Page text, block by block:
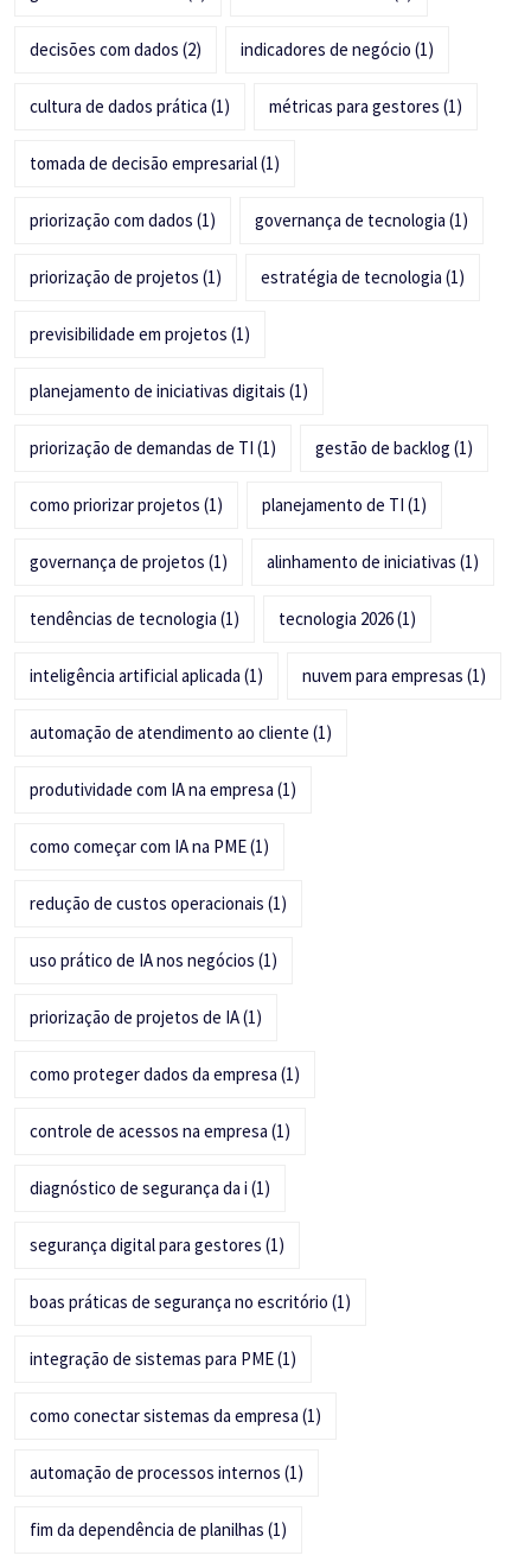
decisões com dados (2) indicadores de negócio (1)
cultura de dados prática (1) métricas para gestores (1)
tomada de decisão empresarial(1)
priorização com dados (1) governança de tecnologia (1)
priorização de projetos (1) estratégia de tecnologia (1)
previsibilidade em projetos (1)
planejamento de iniciativas digitais (1)
priorização de demandas de TI (1) gestão de backlog (1)
como priorizar projetos (1) planejamento de TI (1)
governança de projetos (1) alinhamento de iniciativas (1)
tendências de tecnologia (1) tecnologia 2026(1)
inteligência artificial aplicada (1) nuvem para empresas (1)
automação de atendimento ao cliente (1)
produtividade com IA na empresa (1)
como começar com IA na PME(1)
redução de custos operacionais (1)
uso prático de IA nos negócios (1)
priorização de projetos de IA(1)
como proteger dados da empresa (1)
controle de acessos na empresa (1)
diagnóstico de segurança da i (1)
segurança digital para gestores (1)
boas práticas de segurança no escritório (1)
integração de sistemas para PME(1)
como conectar sistemas da empresa (1)
automação de processos internos (1)
fim da dependência de planilhas (1)